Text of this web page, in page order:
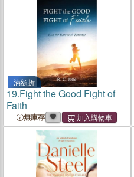
滿額折
19.Fight the Good Fight of
Faith
無庫存